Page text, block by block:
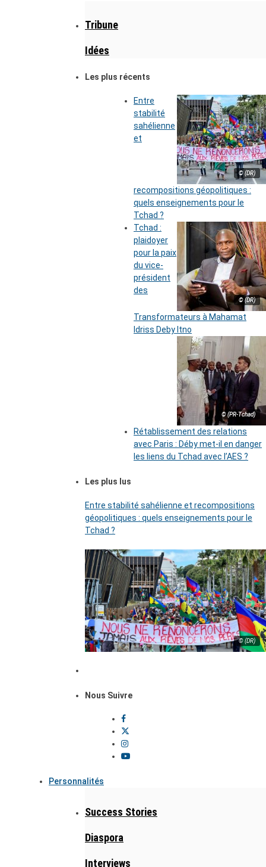
Tribune
Idées
Les plus récents
© (DR)
Entre
stabilité
sahélienne
et
recompositions géopolitiques :
quels enseignements pour le
Tchad ?
© (DR)
Tchad :
plaidoyer
pour la paix
du vice-
président
des
Transformateurs à Mahamat
Idriss Deby Itno
© (PR-Tchad)
Rétablissement des relations
avec Paris : Déby met-il en danger
les liens du Tchad avec l’AES ?
Les plus lus
Entre stabilité sahélienne et recompositions
géopolitiques : quels enseignements pour le
Tchad ?
© (DR)
Nous Suivre
Personnalités
Success Stories
Diaspora
Interviews